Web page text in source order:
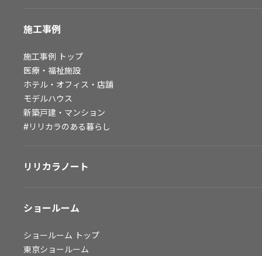
スペースソリューション事業
ファシリティソリューション事業
不動産投資開発事業
会社情報
採用情報
施工事例
施工事例 トップ
医療・福祉施設
ホテル・オフィス・店舗
モデルハウス
新築戸建・マンション
#リリカラのある暮らし
リリカラノート
ショールーム
ショールーム トップ
東京ショールーム